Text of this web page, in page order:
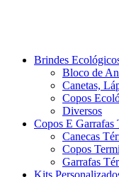
Brindes
Bloco de
Canetas,
Copos
Diversos
Copos E Garrafas
Canecas
Copos
Garrafas
Kits